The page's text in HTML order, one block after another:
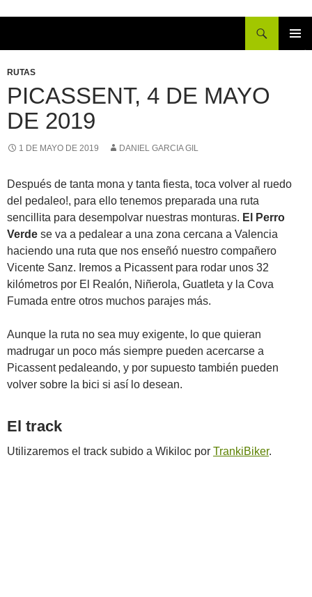
CONTENIDO
RUTAS
PICASSENT, 4 DE MAYO
DE 2019
1 DE MAYO DE 2019 DANIEL GARCIA GIL
Después de tanta mona y tanta fiesta, toca volver al ruedo
del pedaleo!, para ello tenemos preparada una ruta
sencillita para desempolvar nuestras monturas. El Perro
Verde se va a pedalear a una zona cercana a Valencia
haciendo una ruta que nos enseñó nuestro compañero
Vicente Sanz. Iremos a Picassent para rodar unos 32
kilómetros por El Realón, Niñerola, Guatleta y la Cova
Fumada entre otros muchos parajes más.
Aunque la ruta no sea muy exigente, lo que quieran
madrugar un poco más siempre pueden acercarse a
Picassent pedaleando, y por supuesto también pueden
volver sobre la bici si así lo desean.
El track
Utilizaremos el track subido a Wikiloc por TrankiBiker.